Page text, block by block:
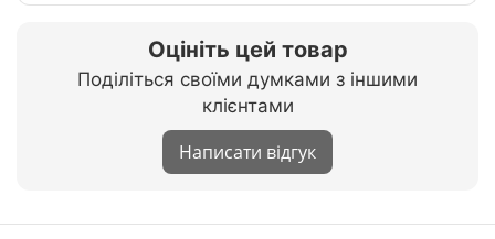
Оцініть цей товар
Поділіться своїми думками з іншими
клієнтами
Написати відгук